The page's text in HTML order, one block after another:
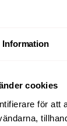
Information
cookies
för att
eller
en hemsida